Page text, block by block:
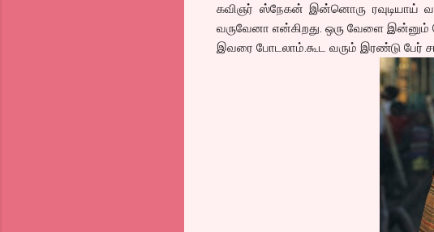
கவிஞர் ஸ்நேகன் இன்னொரு ரவுடியாய்
வருவேனா என்கிறது. ஒரு வேளை இன்னும்
இவரை போடலாம்.கூட வரும் இரண்டு பேர்